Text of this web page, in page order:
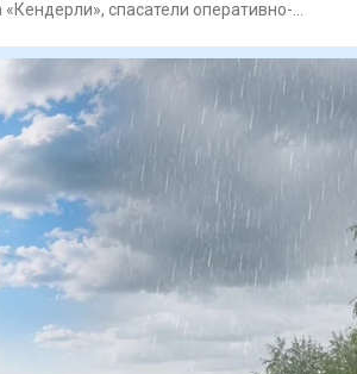
спасатели оперативно-